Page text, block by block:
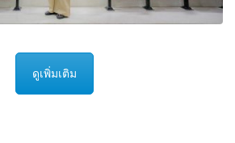
ดูเพิ่มเติม